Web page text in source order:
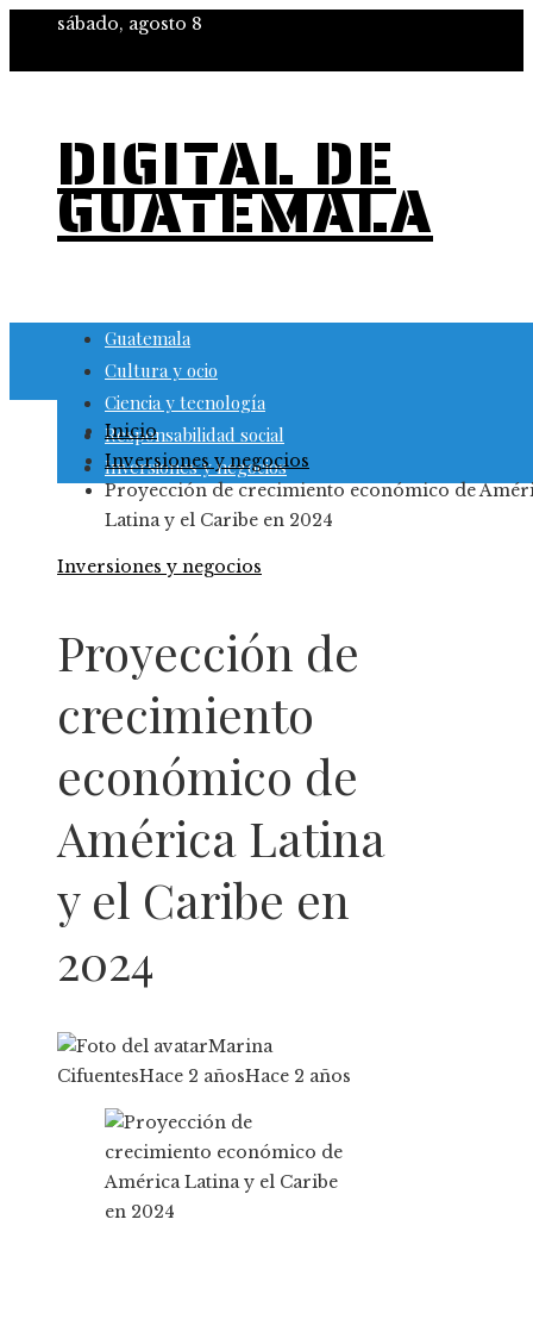
sábado, agosto 8
DIGITAL DE
GUATEMALA
Guatemala
Cultura y ocio
Ciencia y tecnología
Responsabilidad social
Inversiones y negocios
Inicio
Inversiones y negocios
Proyección de crecimiento económico de
Latina y el Caribe en 2024
Inversiones y negocios
Proyección de
crecimiento
económico de
América Latina
y el Caribe en
2024
Marina
CifuentesHace 2 añosHace 2 años